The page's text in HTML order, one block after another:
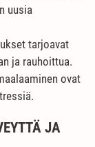
uusia
tarjoavat
ja rauhoittua.
ovat
JA